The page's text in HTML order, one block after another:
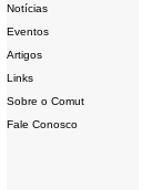
Notícias
Eventos
Artigos
Links
Sobre o Comut
Fale Conosco